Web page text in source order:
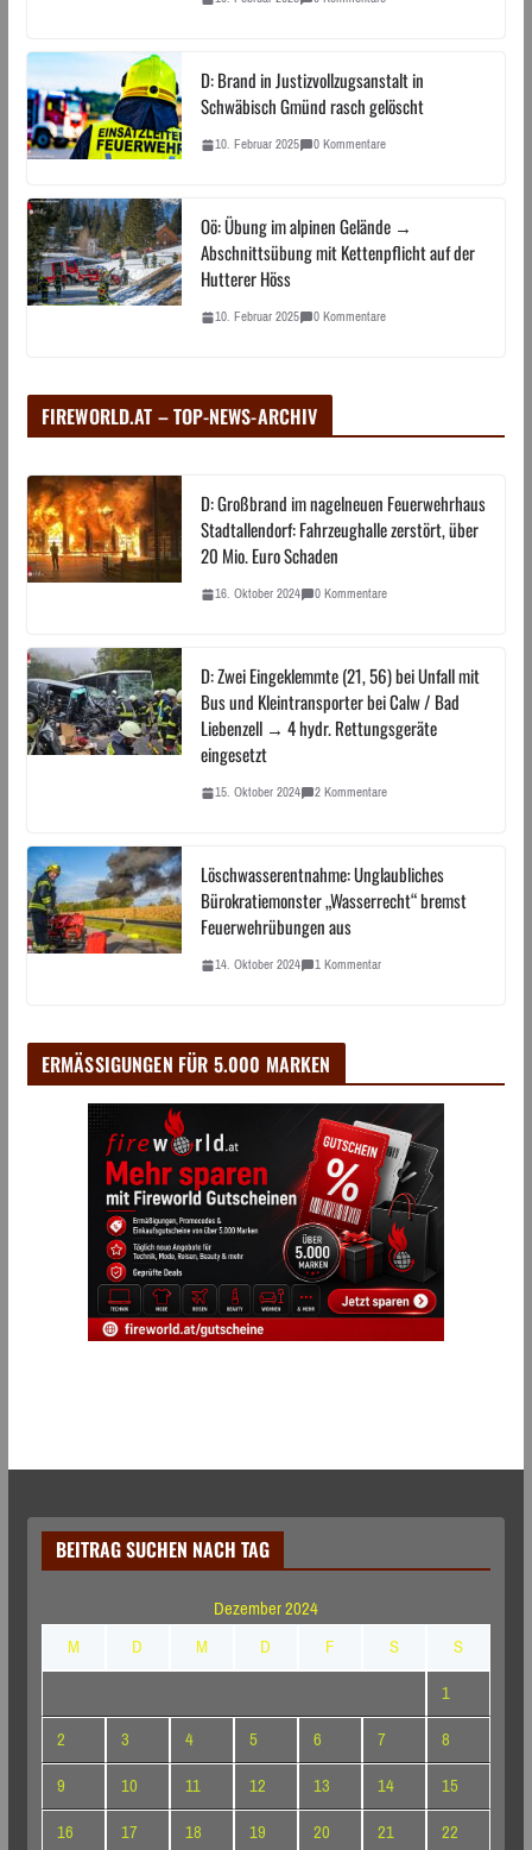
D: Brand in Justizvollzugsanstalt in
Schwäbisch Gmünd rasch gelöscht
10. Februar 2025 0 Kommentare
Oö: Übung im alpinen Gelände →
Abschnittsübung mit Kettenpflicht auf der
Hutterer Höss
10. Februar 2025 0 Kommentare
FIREWORLD.AT – TOP-NEWS-ARCHIV
D: Großbrand im nagelneuen Feuerwehrhaus
Stadtallendorf: Fahrzeughalle zerstört, über
20 Mio. Euro Schaden
16. Oktober 2024 0 Kommentare
D: Zwei Eingeklemmte (21, 56) bei Unfall mit
Bus und Kleintransporter bei Calw / Bad
Liebenzell → 4 hydr. Rettungsgeräte
eingesetzt
15. Oktober 2024 2 Kommentare
Löschwasserentnahme: Unglaubliches
Bürokratiemonster „Wasserrecht“ bremst
Feuerwehrübungen aus
14. Oktober 2024 1 Kommentar
ERMÄSSIGUNGEN FÜR 5.000 MARKEN
BEITRAG SUCHEN NACH TAG
Dezember 2024
M
D M D F S
S
1
2
3 4 5 6 7
8
9
10 11 12 13 14
15
16
17 18 19 20 21
22